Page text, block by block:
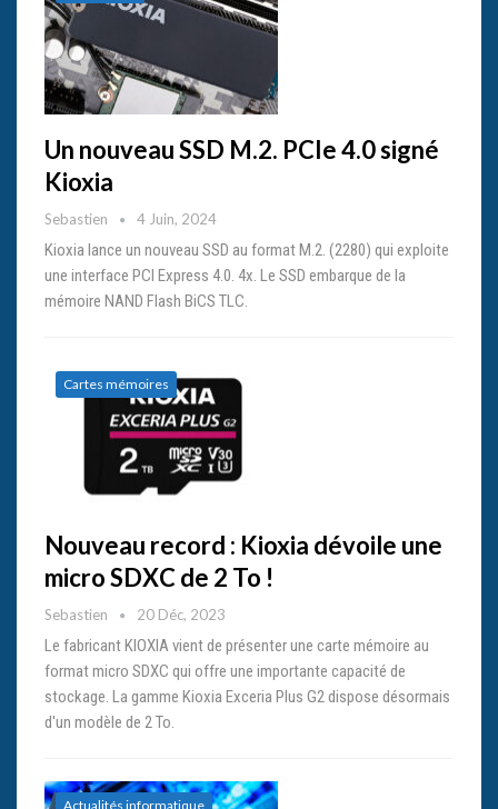
Un nouveau SSD M.2. PCIe 4.0 signé
Kioxia
Sebastien 4 Juin, 2024
Kioxia lance un nouveau SSD au format M.2. (2280) qui exploite
une interface PCI Express 4.0. 4x. Le SSD embarque de la
mémoire NAND Flash BiCS TLC.
Cartes mémoires
Nouveau record : Kioxia dévoile une
micro SDXC de 2 To !
Sebastien 20 Déc, 2023
Le fabricant KIOXIA vient de présenter une carte mémoire au
format micro SDXC qui offre une importante capacité de
stockage. La gamme Kioxia Exceria Plus G2 dispose désormais
d'un modèle de 2 To.
Actualités informatique